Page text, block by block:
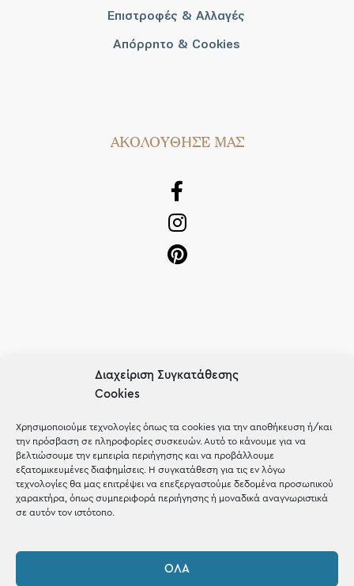
Διαχείριση Συγκατάθεσης
Cookies
Χρησιμοποιούμε τεχνολογίες όπως τα cookies για την αποθήκευση ή/και
την πρόσβαση σε πληροφορίες συσκευών. Αυτό το κάνουμε για να
βελτιώσουμε την εμπειρία περιήγησης και να προβάλλουμε
εξατομικευμένες διαφημίσεις. Η συγκατάθεση για τις εν λόγω
τεχνολογίες θα μας επιτρέψει να επεξεργαστούμε δεδομένα προσωπικού
χαρακτήρα, όπως συμπεριφορά περιήγησης ή μοναδικά αναγνωριστικά
σε αυτόν τον ιστότοπο.
ΌΛΑ
Επιστροφές & Αλλαγές
Απόρρητο & Cookies
AΚΟΛΟΥΘΗΣΕ ΜΑΣ
Μέχρι 30€
Blog
Shop the look
ΚΑΤΑΣΤΗΜΑ